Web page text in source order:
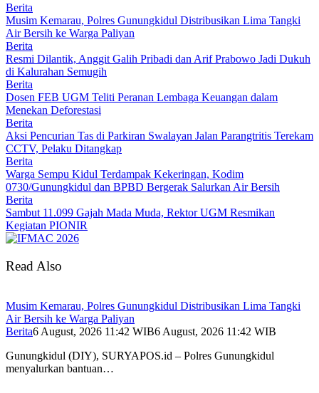
Berita
Musim Kemarau, Polres Gunungkidul Distribusikan Lima Tangki
Air Bersih ke Warga Paliyan
Berita
Resmi Dilantik, Anggit Galih Pribadi dan Arif Prabowo Jadi Dukuh
di Kalurahan Semugih
Berita
Dosen FEB UGM Teliti Peranan Lembaga Keuangan dalam
Menekan Deforestasi
Berita
Aksi Pencurian Tas di Parkiran Swalayan Jalan Parangtritis Terekam
CCTV, Pelaku Ditangkap
Berita
Warga Sempu Kidul Terdampak Kekeringan, Kodim
0730/Gunungkidul dan BPBD Bergerak Salurkan Air Bersih
Berita
Sambut 11.099 Gajah Mada Muda, Rektor UGM Resmikan
Kegiatan PIONIR
Read Also
Musim Kemarau, Polres Gunungkidul Distribusikan Lima Tangki
Air Bersih ke Warga Paliyan
Berita6 August, 2026 11:42 WIB6 August, 2026 11:42 WIB
Gunungkidul (DIY), SURYAPOS.id – Polres Gunungkidul
menyalurkan bantuan…